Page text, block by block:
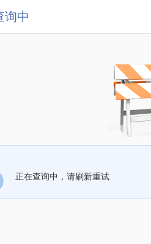
询中
正在查询中，请刷新重试